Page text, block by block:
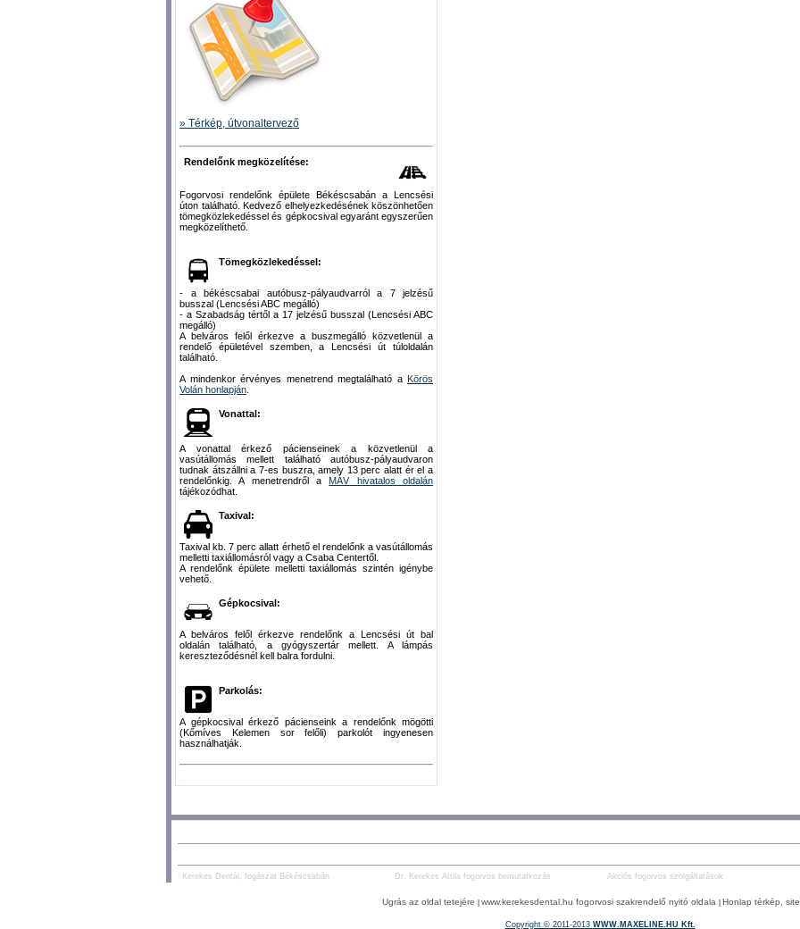
» Térkép, útvonaltervező
Rendelőnk megközelítése:
Fogorvosi rendelőnk épülete Békéscsabán a Lencsési
úton található. Kedvező elhelyezkedésének köszönhetően
tömegközlekedéssel és gépkocsival egyaránt egyszerűen
megközelíthető.
Tömegközlekedéssel:
- a békéscsabai autóbusz-pályaudvarról a 7 jelzésű
busszal (Lencsési ABC megálló)
- a Szabadság tértől a 17 jelzésű busszal (Lencsési ABC
megálló)
A belváros felől érkezve a buszmegálló közvetlenül a
rendelő épületével szemben, a Lencsési út túloldalán
található.
A mindenkor érvényes menetrend megtalálható a Körös
Volán honlapján
Vonattal:
A vonattal érkező pácienseinek a közvetlenül a
vasútállomás mellett található autóbusz-pályaudvaron
tudnak átszállni a 7-es buszra, amely 13 perc alatt ér el a
rendelőnkig. A menetrendről aMÁV hivatalos oldalán
tájékozódhat.
Taxival:
Taxival kb. 7 perc allatt érhető el rendelőnk a vasútállomás
melletti taxiállomásról vagy a Csaba Centertől.
A rendelőnk épülete melletti taxiállomás szintén igénybe
vehető.
Gépkocsival:
A belváros felől érkezve rendelőnk a Lencsési út bal
oldalán található, a gyógyszertár mellett. A lámpás
kereszteződésnél kell balra fordulni.
Parkolás:
A gépkocsival érkező pácienseink a rendelőnk mögötti
(Kőmíves Kelemen sor felőli) parkolót ingyenesen
használhatják.
Kerekes Dentál, fogászat Békéscsabán Dr. Kerekes Attila fogorvos bemutatkozás Akciós fogorvos szolgáltatások
Ugrás az oldal tetejére www.kerekesdental.hu fogorvosi szakrendelő nyitó oldala Honlap térkép,
Copyright ©2011-2013 WWW.MAXELINE.HU Kft.